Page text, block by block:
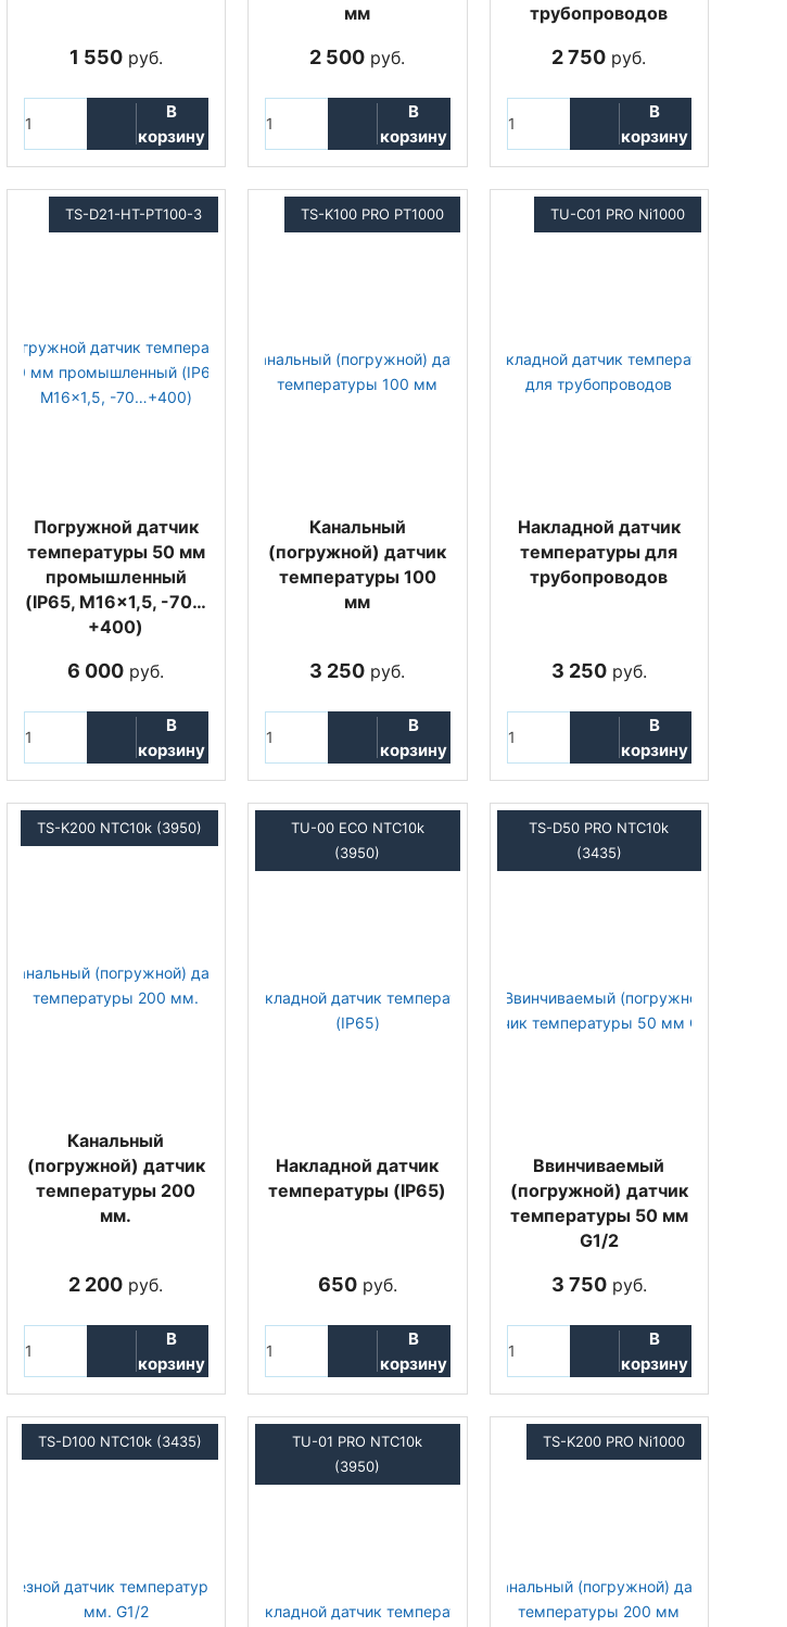
1 550руб.
В
корзину
мм
2 500 руб.
В
корзину
трубопроводов
2 750 руб.
В
корзину
TS-D21-HT-PT100-3
Погружной датчик
температуры 50 мм
промышленный
(IP65, M16x1,5, -70…
+400)
6 000 руб.
В
корзину
TS-K100 PRO PT1000
Канальный
(погружной) датчик
температуры 100
мм
3 250 руб.
В
корзину
TU-C01 PRO Ni1000
Накладной датчик
температуры для
трубопроводов
3 250руб.
В
корзину
TS-K200 NTC10k (3950)
Канальный
(погружной) датчик
температуры 200
мм.
2 200 руб.
В
корзину
TU-00 ECO NTC10k
(3950)
Накладной датчик
температуры (IP65)
650руб.
В
корзину
TS-D50 PRO NTC10k
(3435)
Ввинчиваемый
(погружной) датчик
температуры 50 мм
G1/2
3 750руб.
В
корзину
TS-D100 NTC10k (3435)
TU-01 PRO NTC10k
(3950)
TS-K200 PRO Ni1000